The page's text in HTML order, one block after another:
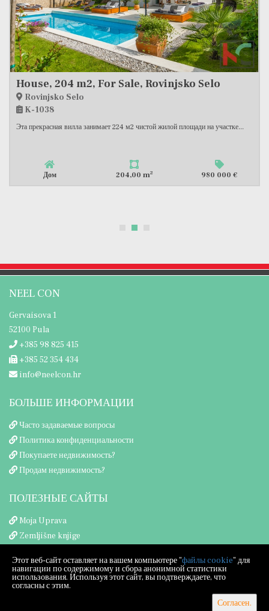
House, 174 m2, For Sale, Vodnjan
Vodnjan
K-1026
Продается вилла с бассейном площадью 105 м2, состоящая из входного
Дом 174,49 m2 881 800 €
NEEL CON
Gervaisova 1
52100 Pula
+385 98 825 415
+385 52 354 434
info@neelcon.hr
БОЛЬШЕ ИНФОРМАЦИИ
Часто задаваемые вопросы
Политика конфиденциальности
Покупаете недвижимость?
Продам недвижимость?
ПОЛЕЗНЫЕ САЙТЫ
Moja Uprava
Zemljišne knjige
Этот веб-сайт оставляет на вашем компьютере "файлы cookie" для
навигации по содержимому и сбора анонимной статистики
использования. Используя этот сайт, вы подтверждаете, что
согласны с этим.
Согласен.